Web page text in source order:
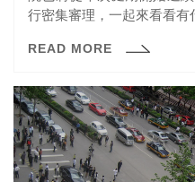
行密集審理，一起來看看有
READ MORE